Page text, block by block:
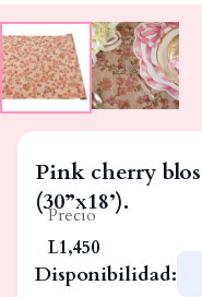
Pink cherry blossom table runner
(30”x18’).
Precio
L1,450
Disponibilidad: